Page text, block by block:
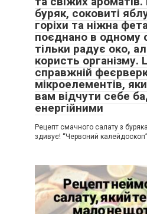
буряк, соковиті
горіхи та ніжна
поєднано в одному
тільки радує око,
користь організму.
справжній феєрверк
мікроелементів,
вам відчути себе
енергійними
Рецепт смачного салату з
здивує! “Червоний